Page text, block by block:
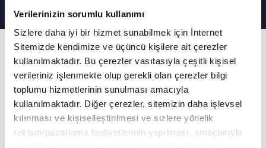
Verilerinizin sorumlu kullanımı
Sizlere daha iyi bir hizmet sunabilmek için İnternet
Sitemizde kendimize ve üçüncü kişilere ait çerezler
kullanılmaktadır. Bu çerezler vasıtasıyla çeşitli kişisel
verileriniz işlenmekte olup gerekli olan çerezler bilgi
toplumu hizmetlerinin sunulması amacıyla
kullanılmaktadır. Diğer çerezler, sitemizin daha işlevsel
kılınması ve kişiselleştirilmesi ve sizlere yönelik
reklam/pazarlama faaliyetlerinin yapılması, amaçlarıyla
158. Bölüm
İslam'da Akitlere Verilen Önem
Bireysel fikirlerden nefsi yorumlardan uzak
hiçbir farklılığımızın söz konusu olmayacağı bir
meclis… En temel çatımız olan yüce kitabımız